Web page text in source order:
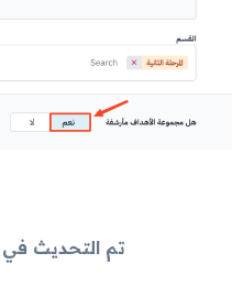
تم التحديث في يوليو